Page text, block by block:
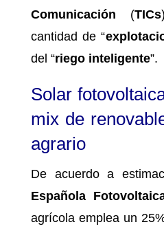
Comunicación (TICs
cantidad de “
del “riego inteligente”.
Solar
mix de
agrario
De acuerdo a
Española
agrícola emplea un